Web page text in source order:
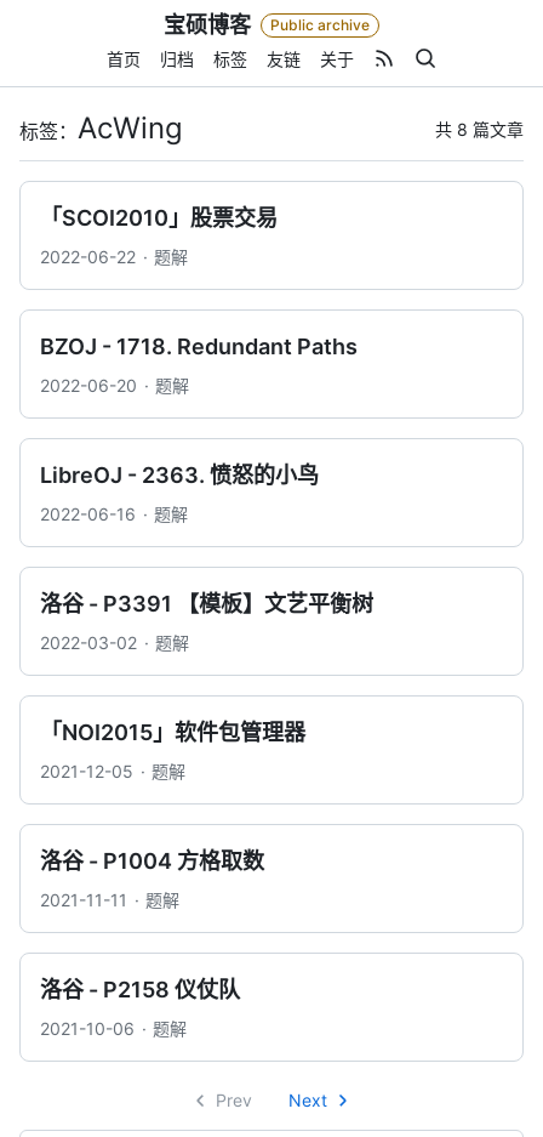
宝硕博客 Public archive
首页 归档 标签 友链 关于
标签： AcWing 共 8 篇文章
「SCOI2010」股票交易
2022-06-22 题解
BZOJ - 1718. Redundant Paths
2022-06-20 题解
LibreOJ - 2363. 愤怒的小鸟
2022-06-16 题解
洛谷 - P3391 【模板】文艺平衡树
2022-03-02 题解
「NOI2015」软件包管理器
2021-12-05 题解
洛谷 - P1004 方格取数
2021-11-11 题解
洛谷 - P2158 仪仗队
2021-10-06 题解
Prev Next